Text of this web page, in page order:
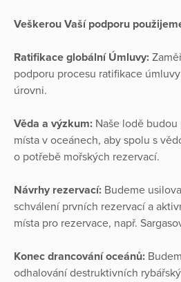
Veškerou Vaší podporu
Ratifikace globální Úmluvy:
podporu procesu ratifikace
úrovni.
Věda a výzkum: Naše lodě
místa v oceánech, aby spolu s
o potřebě mořských rezervací.
Návrhy rezervací: Budeme
schválení prvních rezervací a
místa pro rezervace, např.
Konec drancování oceánů:
odhalování destruktivních